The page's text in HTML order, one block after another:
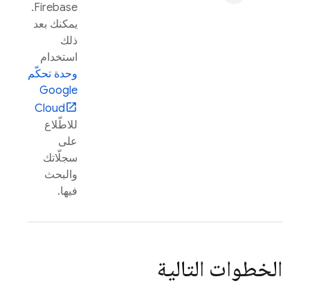
Firebase
.
يمكنك بعد
ذلك
استخدام
وحدة تحكّم
Google
Cloud
للاطّلاع
على
سجلّاتك
والبحث
فيها.
الخطوات التالية